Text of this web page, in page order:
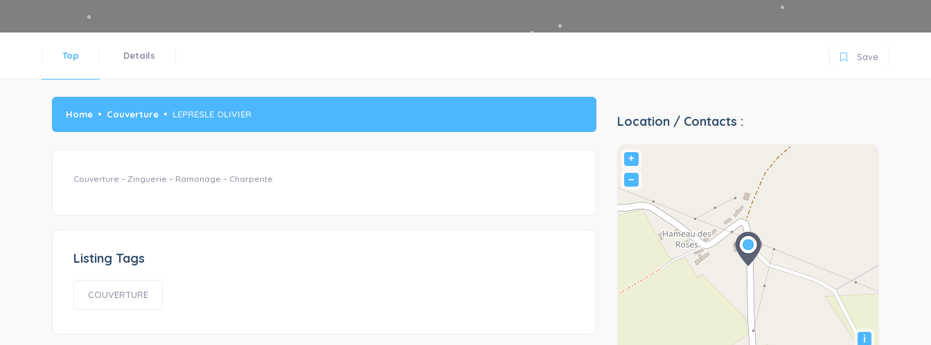
Top Details Save
Home Couverture LEPRESLE OLIVIER
Couverture – Zinguerie – Ramonage – Charpente
Listing Tags
COUVERTURE
Location / Contacts :
+
−
i